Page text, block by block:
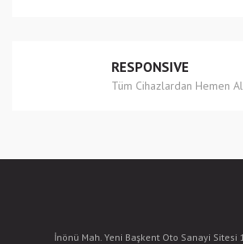
RESPONSIVE
Tüm Cihazlardan Hemen
İnönü Mah. Yeni Başkent Oto Sanayi Sitesi